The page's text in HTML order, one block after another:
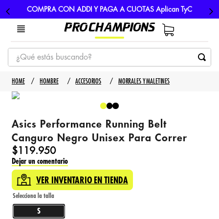
COMPRA CON ADDI Y PAGA A CUOTAS Aplican TyC
¿Qué estás buscando?
TÉRMINOS MÁS BUSCADOS
1
3. nike
4. guayos
5. gorras
HOMBRE ACCESORIOS MORRALES Y MALETINES
Asics Performance Running Belt
Canguro Negro Unisex Para Correr
$119.950
Dejar un comentario
VER INVENTARIO EN TIENDA
S